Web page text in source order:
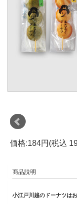
価格:184円(税込
商品説明
小江戸川越のドーナツは